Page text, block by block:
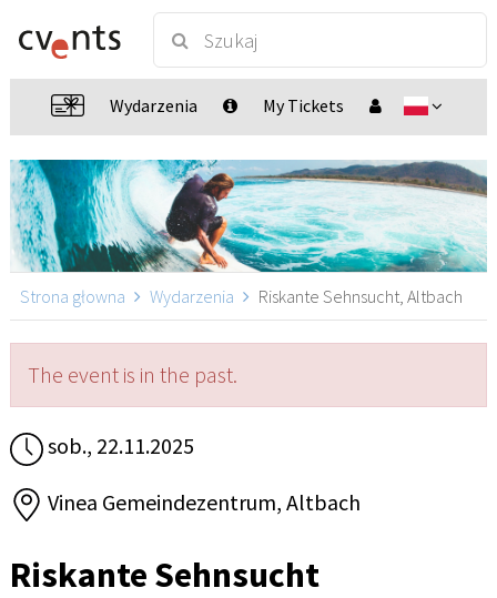
Wydarzenia My Tickets
Strona głowna Wydarzenia Riskante Sehnsucht, Altbach
The event is in the past.
sob., 22.11.2025
Vinea Gemeindezentrum, Altbach
Riskante Sehnsucht